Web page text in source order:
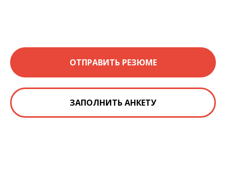
ОТПРАВИТЬ РЕЗЮМЕ
ЗАПОЛНИТЬ АНКЕТУ